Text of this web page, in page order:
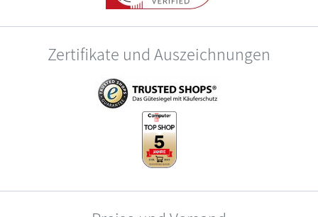
Zertifikate und Auszeichnungen